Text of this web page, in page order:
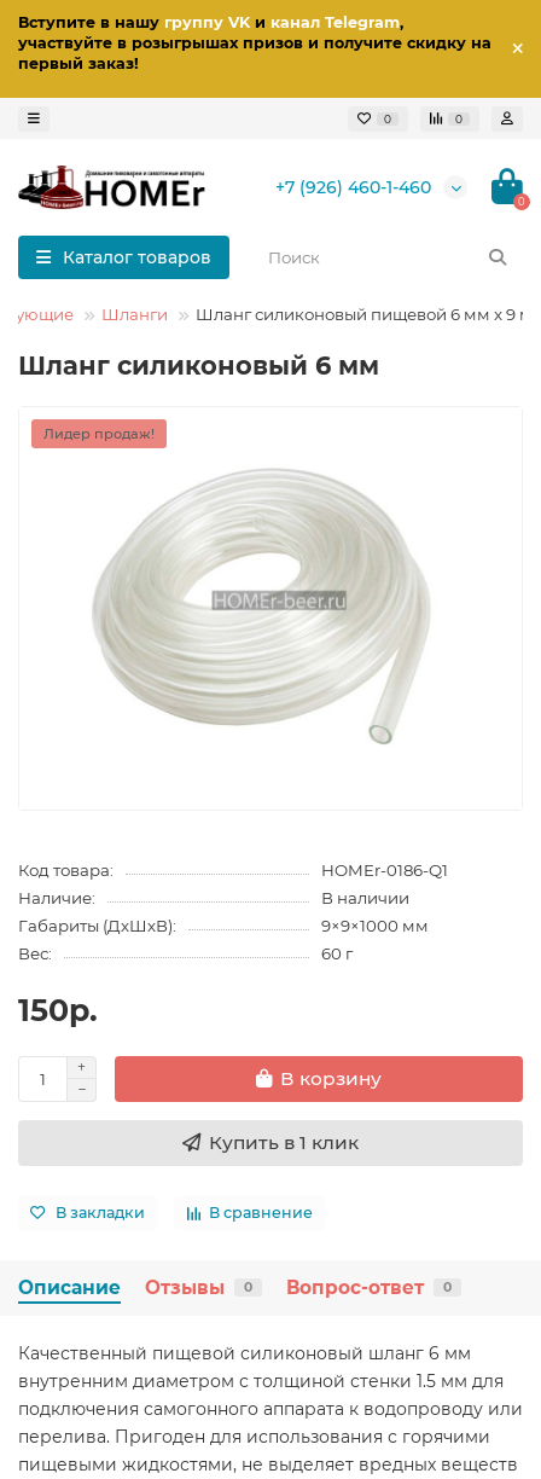
Вступите в нашу группу VKи канал Telegram,
участвуйте в розыгрышах призов и получите скидку на
первый заказ!
0 0
+7 (926) 460-1-460
0
Каталог товаров
Шланги Шланг силиконовый пищевой 6 мм x 9
Шланг силиконовый 6 мм
Лидер продаж!
Код товара:
HOMEr-0186-Q1
Наличие:
В наличии
Габариты (ДхШхВ):
9×9×1000 мм
Вес:
60 г
150р.
В корзину
Купить в 1 клик
В закладки В сравнение
Описание Отзывы 0 Вопрос-ответ 0
Качественный пищевой силиконовый шланг 6 мм
внутренним диаметром с толщиной стенки 1.5 мм для
подключения самогонного аппарата к водопроводу или
перелива. Пригоден для использования с горячими
пищевыми жидкостями, не выделяет вредных веществ